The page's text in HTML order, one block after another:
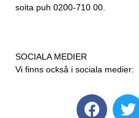
soita puh 0200-710 00.
SOCIALA MEDIER
Vi finns också i sociala medier: